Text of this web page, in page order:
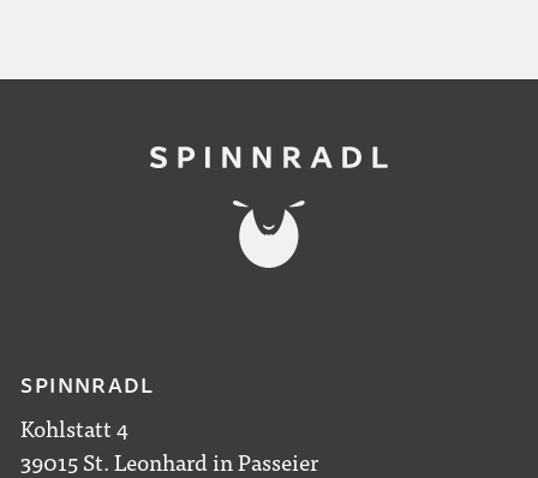
SPINNRADL
Kohlstatt 4
39015 St. Leonhard in Passeier